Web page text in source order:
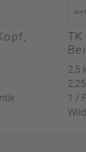
Art-
2,5
1 /